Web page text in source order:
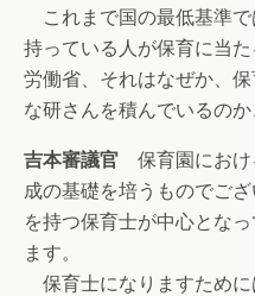
これまで国の最低基準
持っている人が保育に当
労働省、それはなぜか、
な研さんを積んでいるのか
吉本審議官 保育園におけ
成の基礎を培うものでご
を持つ保育士が中心とな
ます。
保育士になりますために